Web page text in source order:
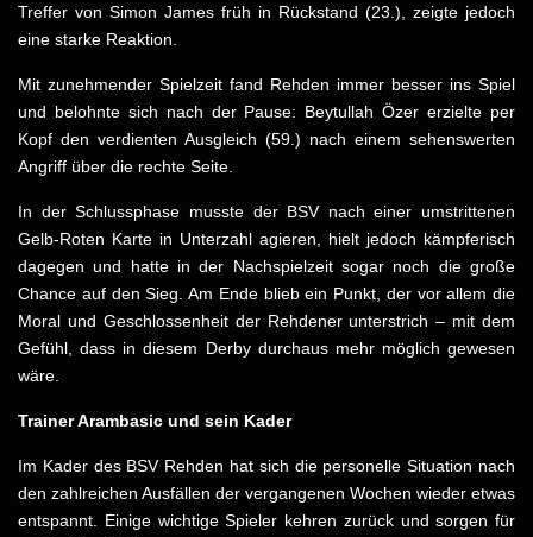
Treffer von Simon James früh in Rückstand (23.), zeigte jedoch
eine starke Reaktion.
Mit zunehmender Spielzeit fand Rehden immer besser ins Spiel
und belohnte sich nach der Pause: Beytullah Özer erzielte per
Kopf den verdienten Ausgleich (59.) nach einem sehenswerten
Angriff über die rechte Seite.
In der Schlussphase musste der BSV nach einer umstrittenen
Gelb-Roten Karte in Unterzahl agieren, hielt jedoch kämpferisch
dagegen und hatte in der Nachspielzeit sogar noch die große
Chance auf den Sieg. Am Ende blieb ein Punkt, der vor allem die
Moral und Geschlossenheit der Rehdener unterstrich – mit dem
Gefühl, dass in diesem Derby durchaus mehr möglich gewesen
wäre.
Trainer Arambasic und sein Kader
Im Kader des BSV Rehden hat sich die personelle Situation nach
den zahlreichen Ausfällen der vergangenen Wochen wieder etwas
entspannt. Einige wichtige Spieler kehren zurück und sorgen für